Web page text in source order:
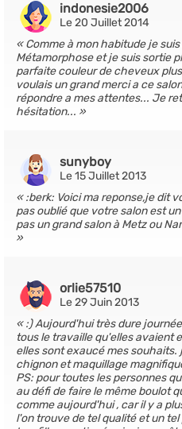
indonesie2006
Le 20 Juillet 2014
Comme à mon habitude je
Métamorphose et je suis sortie
parfaite couleur de cheveux
voulais un grand merci a ce
répondre a mes attentes... Je
hésitation...
sunyboy
Le 15 Juillet 2013
:berk: Voici ma reponse,je dit
pas oublié que votre salon est
pas un grand salon à Metz ou
orlie57510
Le 29 Juin 2013
:) Aujourd'hui très dure
tous le travaille qu'elles avaient
elles sont exaucé mes souhaits.
chignon et maquillage
PS: pour toutes les personnes
au défi de faire le même boulot
comme aujourd'hui , car il y a
l'on trouve de tel qualité et un